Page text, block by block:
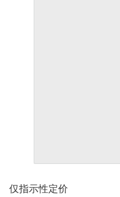
仅指示性定价